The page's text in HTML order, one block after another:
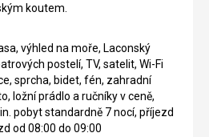
koutem.
výhled na moře, Laconský
postelí, TV, satelit, Wi-Fi
sprcha, bidet, fén, zahradní
ložní prádlo a ručníky v ceně,
pobyt standardně 7 nocí, příjezd
od 08:00 do 09:00